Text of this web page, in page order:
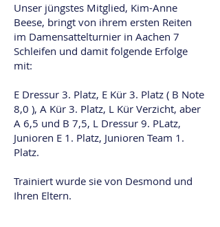
Unser jüngstes Mitglied, Kim-Anne
Beese, bringt von ihrem ersten Reiten
im Damensattelturnier in Aachen 7
Schleifen und damit folgende Erfolge
mit:
E Dressur 3. Platz, E Kür 3. Platz ( B Note
8,0 ), A Kür 3. Platz, L Kür Verzicht, aber
A 6,5 und B 7,5, L Dressur 9. PLatz,
Junioren E 1. Platz, Junioren Team 1.
Platz.
Trainiert wurde sie von Desmond und
Ihren Eltern.